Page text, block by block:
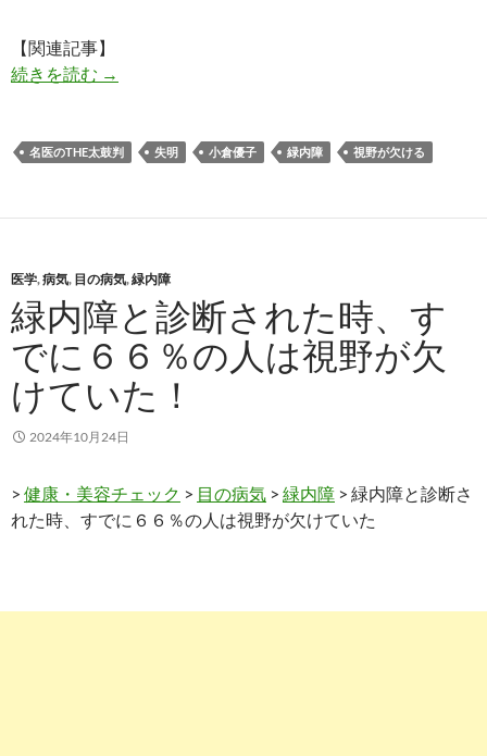
【関連記事】
続きを読む 小倉優子さんに緑内障の疑い「気づかなければ
→
名医のTHE太鼓判 失明 小倉優子 緑内障 視野が欠ける
医学,病気, 目の病気,緑内障
緑内障と診断された時、す
でに６６％の人は視野が欠
けていた！
2024年10月24日
> 健康・美容チェック > 目の病気 > 緑内障 > 緑内障と診断さ
れた時、すでに６６％の人は視野が欠けていた